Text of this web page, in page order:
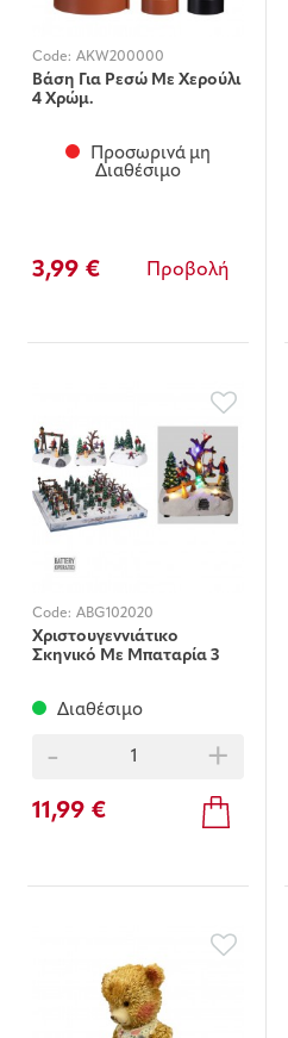
Code: AKW200000
Βάση Για Ρεσώ Με Χερούλι
4 Χρώμ.
Προσωρινά μη
Διαθέσιμο
3,99 € Προβολή
Code: ABG102020
Χριστουγεννιάτικο
Σκηνικό Με Μπαταρία 3
Διαθέσιμο
- +
11,99 €